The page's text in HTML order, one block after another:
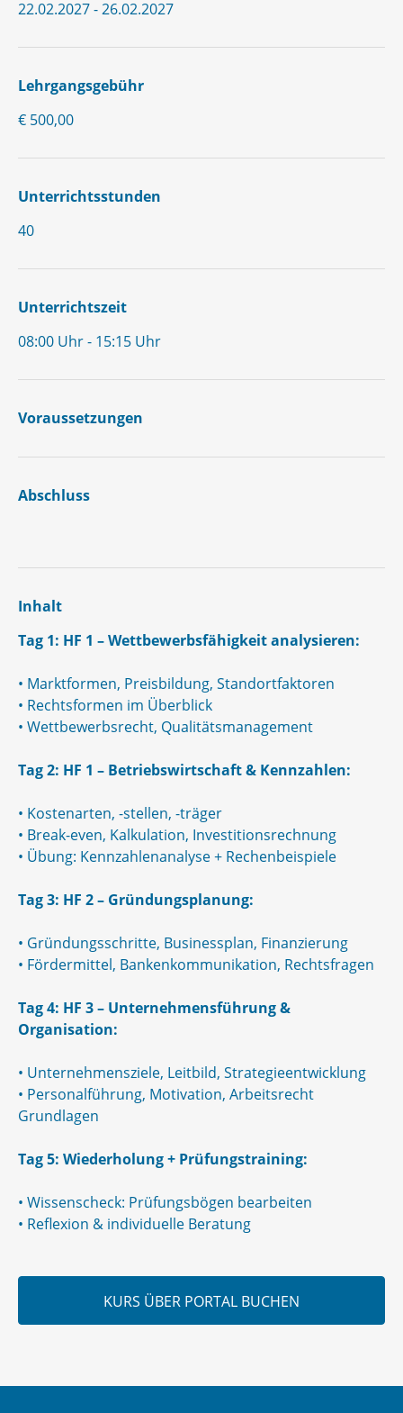
22.02.2027 - 26.02.2027
Lehrgangsgebühr
€ 500,00
Unterrichtsstunden
40
Unterrichtszeit
08:00 Uhr - 15:15 Uhr
Voraussetzungen
Abschluss
Inhalt
Tag 1: HF 1 – Wettbewerbsfähigkeit analysieren:
• Marktformen, Preisbildung, Standortfaktoren
• Rechtsformen im Überblick
• Wettbewerbsrecht, Qualitätsmanagement
Tag 2: HF 1 – Betriebswirtschaft & Kennzahlen:
• Kostenarten, -stellen, -träger
• Break-even, Kalkulation, Investitionsrechnung
• Übung: Kennzahlenanalyse + Rechenbeispiele
Tag 3: HF 2 – Gründungsplanung:
• Gründungsschritte, Businessplan, Finanzierung
• Fördermittel, Bankenkommunikation, Rechtsfragen
Tag 4: HF 3 – Unternehmensführung &
Organisation:
• Unternehmensziele, Leitbild, Strategieentwicklung
• Personalführung, Motivation, Arbeitsrecht
Grundlagen
Tag 5: Wiederholung + Prüfungstraining:
• Wissenscheck: Prüfungsbögen bearbeiten
• Reflexion & individuelle Beratung
KURS ÜBER PORTAL BUCHEN